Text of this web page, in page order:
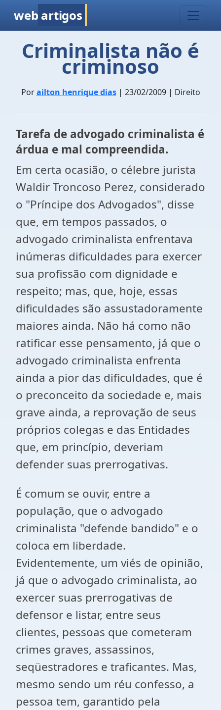
web artigos
Criminalista não é
criminoso
Porailton henrique dias| 23/02/2009 | Direito
Tarefa de advogado criminalista é
árdua e mal compreendida.
Em certa ocasião, o célebre jurista
Waldir Troncoso Perez, considerado
o "Príncipe dos Advogados", disse
que, em tempos passados, o
advogado criminalista enfrentava
inúmeras dificuldades para exercer
sua profissão com dignidade e
respeito; mas, que, hoje, essas
dificuldades são assustadoramente
maiores ainda. Não há como não
ratificar esse pensamento, já que o
advogado criminalista enfrenta
ainda a pior das dificuldades, que é
o preconceito da sociedade e, mais
grave ainda, a reprovação de seus
próprios colegas e das Entidades
que, em princípio, deveriam
defender suas prerrogativas.
É comum se ouvir, entre a
população, que o advogado
criminalista "defende bandido" e o
coloca em liberdade.
Evidentemente, um viés de opinião,
já que o advogado criminalista, ao
exercer suas prerrogativas de
defensor e listar, entre seus
clientes, pessoas que cometeram
crimes graves, assassinos,
seqüestradores e traficantes. Mas,
mesmo sendo um réu confesso, a
pessoa tem, garantido pela